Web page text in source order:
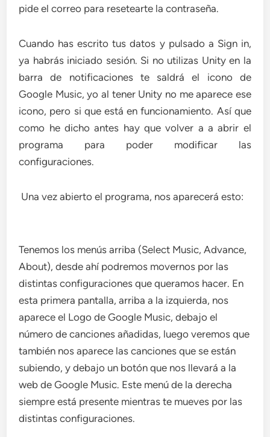
pide el correo para resetearte la contraseña.
Cuando has escrito tus datos y pulsado a Sign in,
ya habrás iniciado sesión. Si no utilizas Unity en la
barra de notificaciones te saldrá el icono de
Google Music, yo al tener Unity no me aparece ese
icono, pero si que está en funcionamiento. Así que
como he dicho antes hay que volver a a abrir el
programa para poder modificar las
configuraciones.
Una vez abierto el programa, nos aparecerá esto:
Tenemos los menús arriba (Select Music, Advance,
About), desde ahí podremos movernos por las
distintas configuraciones que queramos hacer. En
esta primera pantalla, arriba a la izquierda, nos
aparece el Logo de Google Music, debajo el
número de canciones añadidas, luego veremos que
también nos aparece las canciones que se están
subiendo, y debajo un botón que nos llevará a la
web de Google Music. Este menú de la derecha
siempre está presente mientras te mueves por las
distintas configuraciones.